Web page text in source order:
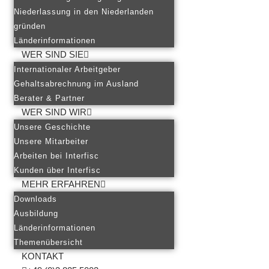
Niederlassung in den Niederlanden
gründen
Länderinformationen
WER SIND SIE
Internationaler Arbeitgeber
Gehaltsabrechnung im Ausland
Berater & Partner
WER SIND WIR
Unsere Geschichte
Unsere Mitarbeiter
Arbeiten bei Interfisc
Kunden über Interfisc
MEHR ERFAHREN
Downloads
Ausbildung
Länderinformationen
Themenübersicht
KONTAKT